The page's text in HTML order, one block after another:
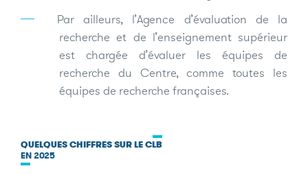
Par ailleurs, l’Agence d’évaluation de la
recherche et de l’enseignement supérieur
est chargée d’évaluer les équipes de
recherche du Centre, comme toutes les
équipes de recherche françaises.
QUELQUES CHIFFRES SUR LE CLB
EN 2025